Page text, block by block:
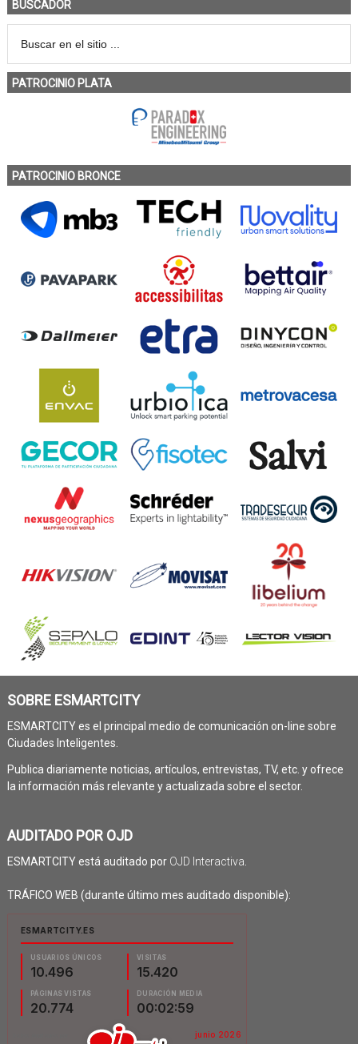
BUSCADOR
PATROCINIO PLATA
PATROCINIO BRONCE
SOBRE ESMARTCITY
ESMARTCITY es el principal medio de comunicación on-line sobre
Ciudades Inteligentes.
Publica diariamente noticias, artículos, entrevistas, TV, etc. y ofrece
la información más relevante y actualizada sobre el sector.
AUDITADO POR OJD
ESMARTCITY está auditado por OJD Interactiva.
TRÁFICO WEB (durante último mes auditado disponible):